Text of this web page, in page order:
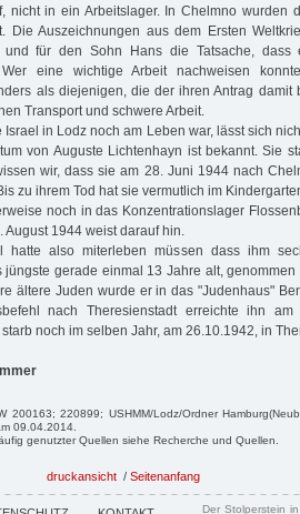
nicht in ein Arbeitslager. In Chelmno wurden
Die Auszeichnungen aus dem Ersten
für den Sohn Hans die Tatsache, dass
eine wichtige Arbeit nachweisen
als diejenigen, die der ihren Antrag damit
Transport und schwere Arbeit.
Israel in Lodz noch am Leben war, lässt sich
von Auguste Lichtenhayn ist bekannt. Sie
wir, dass sie am 28. Juni 1944 nach
zu ihrem Tod hat sie vermutlich im
noch in das Konzentrationslager
August 1944 weist darauf hin.
hatte also miterleben müssen dass ihm
jüngste gerade einmal 13 Jahre alt,
ältere Juden wurde er in das "Judenhaus"
nach Theresienstadt erreichte ihn
noch im selben Jahr, am 26.10.1942, in
200163; 220899; USHMM/Lodz/Ordner
09.04.2014.
genutzter Quellen siehe Recherche und Quellen.
druckansicht / Seitenanfang
Der Stolperstein